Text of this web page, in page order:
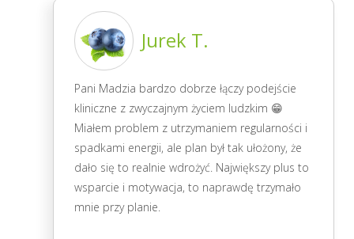
Jurek T.
Pani Madzia bardzo dobrze łączy podejście
kliniczne z zwyczajnym życiem ludzkim 😁
Miałem problem z utrzymaniem regularności i
spadkami energii, ale plan był tak ułożony, że
dało się to realnie wdrożyć. Największy plus to
wsparcie i motywacja, to naprawdę trzymało
mnie przy planie.